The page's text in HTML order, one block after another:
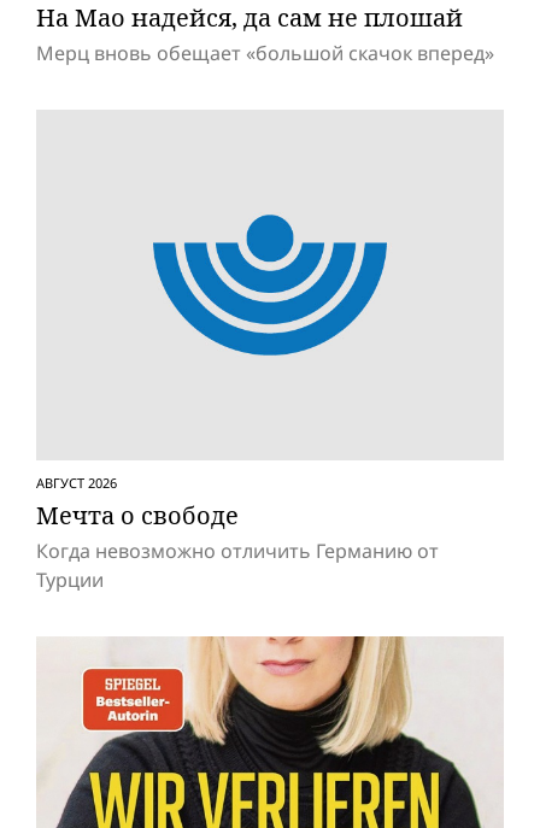
На Мао надейся, да сам не плошай
Мерц вновь обещает «большой скачок вперед»
АВГУСТ 2026
Мечта о свободе
Когда невозможно отличить Германию от
Турции